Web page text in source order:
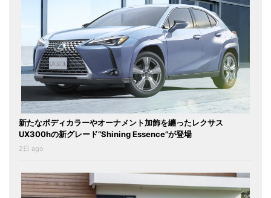
新たなボディカラーやオーナメント加飾を纏ったレクサス
UX300hの新グレード“Shining Essence”が登場
2日 ago